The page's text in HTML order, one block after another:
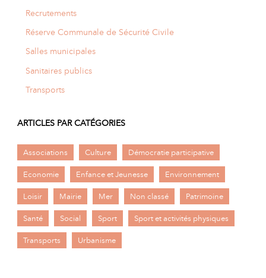
Recrutements
Réserve Communale de Sécurité Civile
Salles municipales
Sanitaires publics
Transports
ARTICLES PAR CATÉGORIES
Associations Culture Démocratie participative
Economie Enfance et Jeunesse Environnement
Loisir Mairie Mer Non classé Patrimoine
Santé Social Sport Sport et activités physiques
Transports Urbanisme